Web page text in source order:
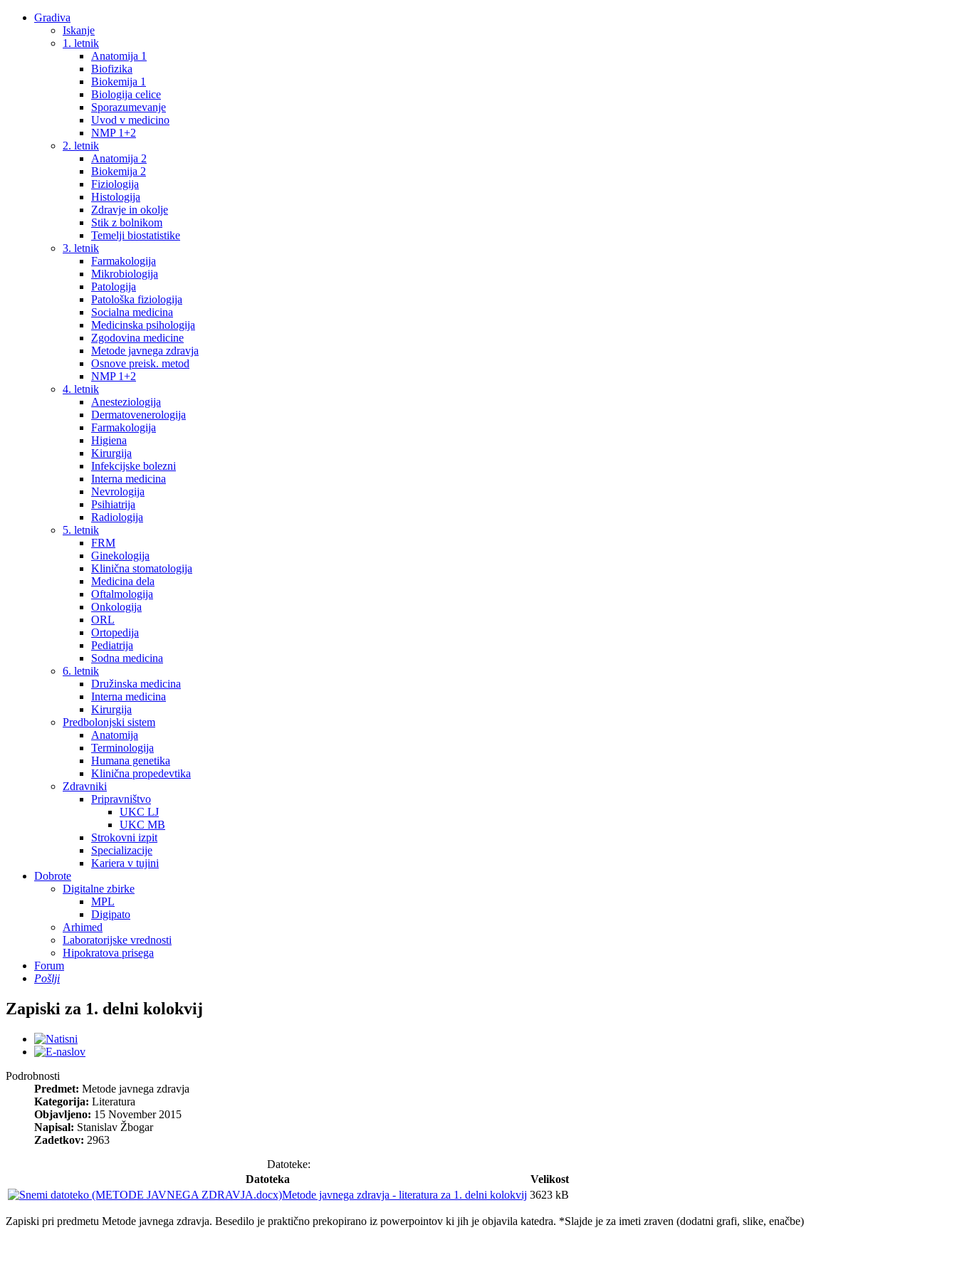
Gradiva
Iskanje
1. letnik
Anatomija 1
Biofizika
Biokemija 1
Biologija celice
Sporazumevanje
Uvod v medicino
NMP 1+2
2. letnik
Anatomija 2
Biokemija 2
Fiziologija
Histologija
Zdravje in okolje
Stik z bolnikom
Temelji biostatistike
3. letnik
Farmakologija
Mikrobiologija
Patologija
Patološka fiziologija
Socialna medicina
Medicinska psihologija
Zgodovina medicine
Metode javnega zdravja
Osnove preisk. metod
NMP 1+2
4. letnik
Anesteziologija
Dermatovenerologija
Farmakologija
Higiena
Kirurgija
Infekcijske bolezni
Interna medicina
Nevrologija
Psihiatrija
Radiologija
5. letnik
FRM
Ginekologija
Klinična stomatologija
Medicina dela
Oftalmologija
Onkologija
ORL
Ortopedija
Pediatrija
Sodna medicina
6. letnik
Družinska medicina
Interna medicina
Kirurgija
Predbolonjski sistem
Anatomija
Terminologija
Humana genetika
Klinična propedevtika
Zdravniki
Pripravništvo
UKC LJ
UKC MB
Strokovni izpit
Specializacije
Kariera v tujini
Dobrote
Digitalne zbirke
MPL
Digipato
Arhimed
Laboratorijske vrednosti
Hipokratova prisega
Forum
Pošlji
Zapiski za 1. delni kolokvij
Podrobnosti
Predmet: Metode javnega zdravja
Kategorija: Literatura
Objavljeno: 15 November 2015
Napisal: Stanislav Žbogar
Zadetkov: 2963
Datoteke:
Datoteka
Velikost
Metode javnega zdravja - literatura za 1. delni kolokvij 3623 kB
Zapiski pri predmetu Metode javnega zdravja. Besedilo je praktično prekopirano iz powerpointov ki jih je objavila katedra. *Slajde je za imeti zraven (dodatni grafi, slike, enačbe)